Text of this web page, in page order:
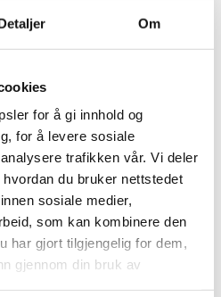
Om
for å gi innhold og
for å levere sosiale
trafikken vår. Vi deler
du bruker nettstedet
sosiale medier,
som kan kombinere den
har gjort tilgjengelig for dem,
gjennom din bruk av
de litt ekstra informasjon
plikter de har i arbeidslivet.
om å være ny i arbeidslivet,
er med på å spre glede.
er storfornøyd med årets
oss allerede til neste år!